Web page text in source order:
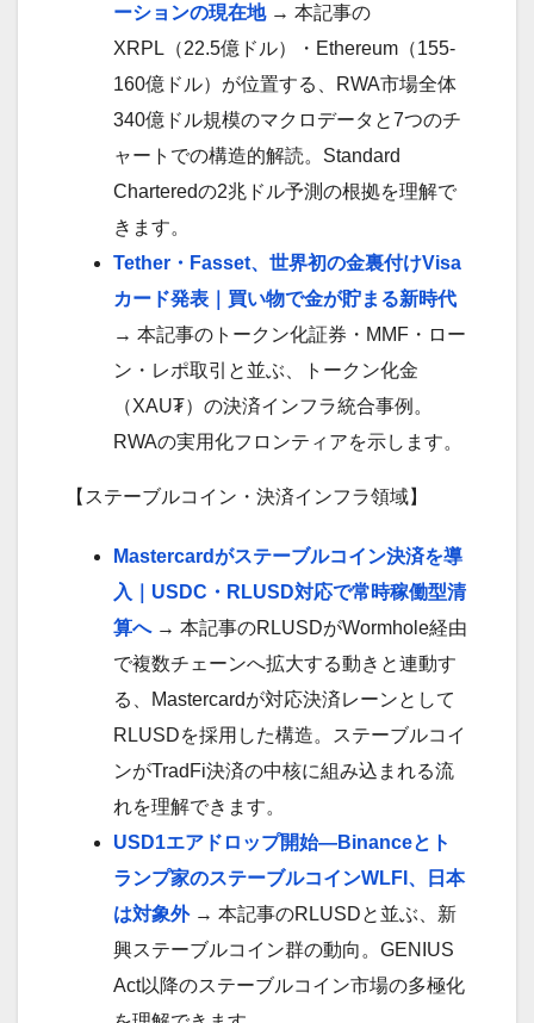
ーションの現在地→ 本記事の
XRPL（22.5億ドル）・Ethereum（155-
160億ドル）が位置する、RWA市場全体
340億ドル規模のマクロデータと7つのチ
ャートでの構造的解読。Standard
Charteredの2兆ドル予測の根拠を理解で
きます。
Tether・Fasset、世界初の金裏付けVisa
カード発表｜買い物で金が貯まる新時代
→ 本記事のトークン化証券・MMF・ロー
ン・レポ取引と並ぶ、トークン化金
（XAU₮）の決済インフラ統合事例。
RWAの実用化フロンティアを示します。
【ステーブルコイン・決済インフラ領域】
Mastercardがステーブルコイン決済を導
入｜USDC・RLUSD対応で常時稼働型清
算へ→ 本記事のRLUSDがWormhole経由
で複数チェーンへ拡大する動きと連動す
る、Mastercardが対応決済レーンとして
RLUSDを採用した構造。ステーブルコイ
ンがTradFi決済の中核に組み込まれる流
れを理解できます。
USD1エアドロップ開始—Binanceとト
ランプ家のステーブルコインWLFI、日本
は対象外→ 本記事のRLUSDと並ぶ、新
興ステーブルコイン群の動向。GENIUS
Act以降のステーブルコイン市場の多極化